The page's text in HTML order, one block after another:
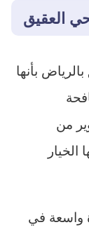
العقيق
بأنها
من
الخيار
واسعة في